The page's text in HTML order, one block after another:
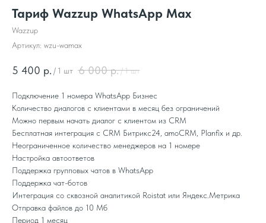
Тариф Wazzup WhatsApp Max
Wazzup
Артикул: wzu-wamax
5 400 р. / 1 шт 6 000 р./1 шт
Подключение 1 номера WhatsApp Бизнес
Количество диалогов с клиентами в месяц без ограничений
Можно первым начать диалог с клиентом из CRM
Бесплатная интеграция с CRM Битрикс24, amoCRM, Planfix и др.
Неограниченное количество менеджеров на 1 номере
Настройка автоответов
Поддержка групповых чатов в WhatsApp
Поддержка чат-ботов
Интеграция со сквозной аналитикой Roistat или Яндекс.Метрика
Отправка файлов до 10 Мб
Период 1 месяц